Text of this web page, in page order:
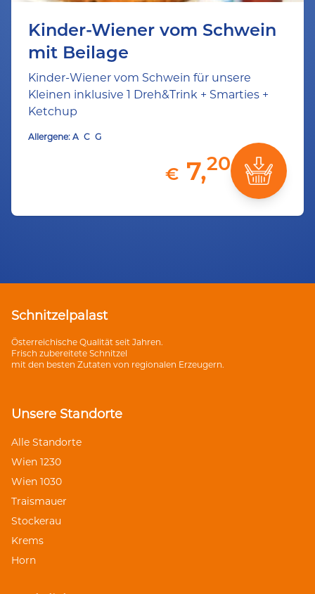
Kinder-Wiener vom Schwein
mit Beilage
Kinder-Wiener vom Schwein für unsere
Kleinen inklusive 1 Dreh&Trink + Smarties +
Ketchup
Allergene: A C G
€ 7,20
Schnitzelpalast
Österreichische Qualität seit Jahren.
Frisch zubereitete Schnitzel
mit den besten Zutaten von regionalen Erzeugern.
Unsere Standorte
Alle Standorte
Wien 1230
Wien 1030
Traismauer
Stockerau
Krems
Horn